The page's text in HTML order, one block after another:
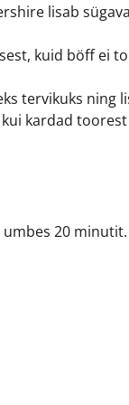
lisab
kuid böff ei
tervikuks ning
kardad toorest
20 minutit.